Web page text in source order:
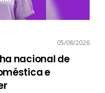
05/08/2026
nacional de
e